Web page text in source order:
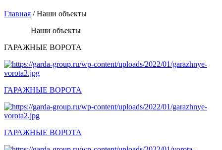
Главная /Наши объекты
Наши объекты
ГАРАЖНЫЕ ВОРОТА
ГАРАЖНЫЕ ВОРОТА
ГАРАЖНЫЕ ВОРОТА